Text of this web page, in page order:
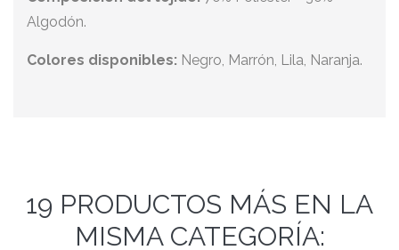
Algodón.
Colores disponibles: Negro, Marrón, Lila, Naranja.
19 PRODUCTOS MÁS EN LA
MISMA CATEGORÍA: